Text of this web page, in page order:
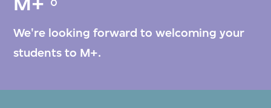
We're looking forward to welcoming your
students to M+.